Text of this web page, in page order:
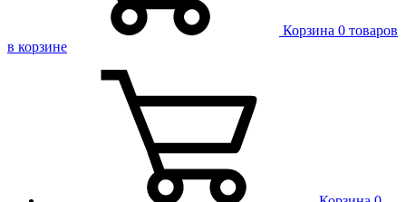
Корзина 0 товаров
в корзине